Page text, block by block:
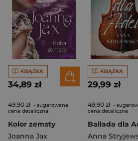
KSIĄŻKA
34,89 zł
49,90 zł - sugerowana
cena detaliczna
Kolor zemsty
Joanna Jax
KSIĄŻKA
29,99 zł
49,90 zł -
cena detaliczna
Ballada dla
Anna